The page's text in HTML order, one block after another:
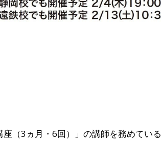
（3ヵ月・6回）」の講師を務めている